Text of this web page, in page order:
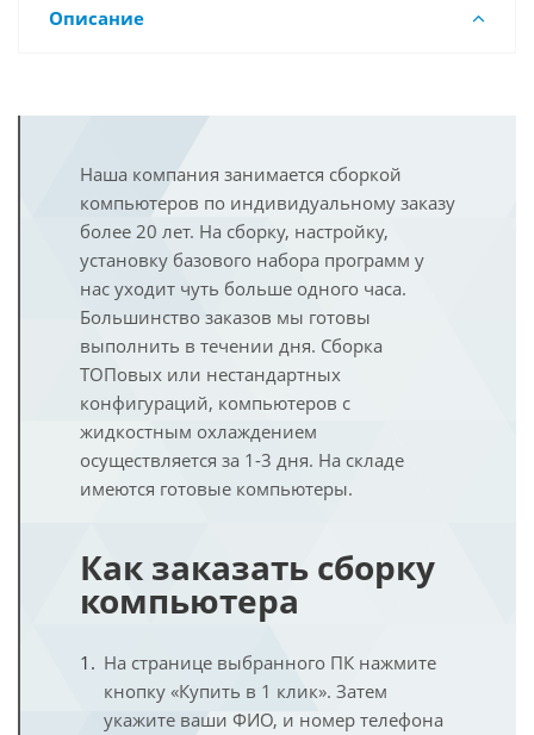
Описание
Наша компания занимается сборкой
компьютеров по индивидуальному заказу
более 20 лет. На сборку, настройку,
установку базового набора программ у
нас уходит чуть больше одного часа.
Большинство заказов мы готовы
выполнить в течении дня. Сборка
ТОПовых или нестандартных
конфигураций, компьютеров с
жидкостным охлаждением
осуществляется за 1-3 дня. На складе
имеются готовые компьютеры.
Как заказать сборку
компьютера
На странице выбранного ПК нажмите
кнопку «Купить в 1 клик». Затем
укажите ваши ФИО, и номер телефона